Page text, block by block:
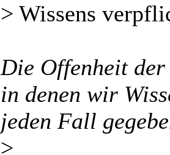
> Wissens
Die Offenheit
in denen wir
jeden Fall
>